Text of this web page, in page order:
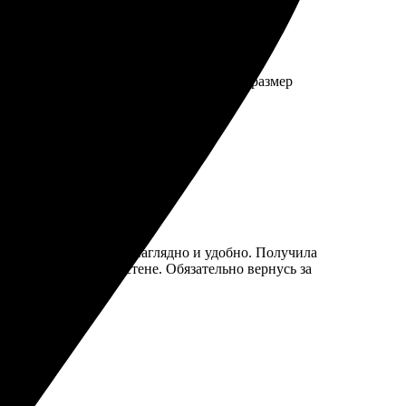
такие, как нужно, фон правильный, размер
выбор рамки - все наглядно и удобно. Получила
красиво на стене. Обязательно вернусь за